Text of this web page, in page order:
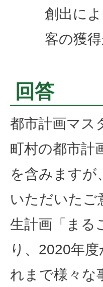
創出に
客の獲
回答
都市計画マス
町村の都市計
を含みますが
いただいたご
生計画「まる
り、2020年
れまで様々な